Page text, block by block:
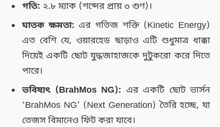
গতি: ২.৮ ম্যাক (শব্দের প্রায় ৩ গুণ)।
ঘাতক ক্ষমতা: এর গতিজ শক্তি (Kinetic Energy)
এত বেশি যে, ওয়ারহেড ছাড়াও এটি শুধুমাত্র ধাক্কা
দিয়েই একটি ছোট যুদ্ধজাহাজকে দুটুকরো করে দিতে
পারে।
ভবিষ্যৎ (BrahMos NG): এর একটি ছোট ভার্সন
‘BrahMos NG’ (Next Generation) তৈরি হচ্ছে, যা
তেজস বিমানেও ফিট করা যাবে।